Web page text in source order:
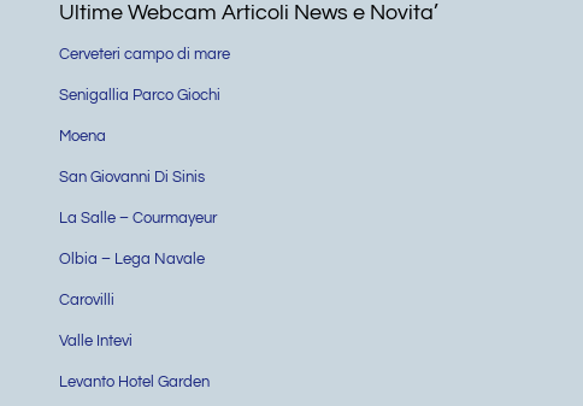
Ultime Webcam Articoli News e Novita’
Cerveteri campo di mare
Senigallia Parco Giochi
Moena
San Giovanni Di Sinis
La Salle – Courmayeur
Olbia – Lega Navale
Carovilli
Valle Intevi
Levanto Hotel Garden